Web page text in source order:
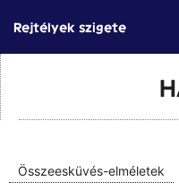
tartalomba
Rejtélyek szigete
Összeesküvés-elméletek